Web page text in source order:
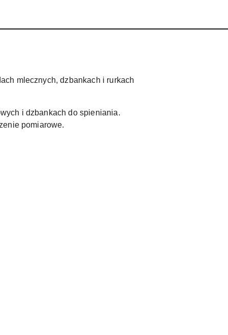
mlecznych, dzbankach i rurkach
i dzbankach do spieniania.
pomiarowe.